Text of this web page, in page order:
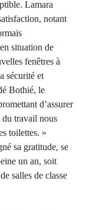
Lamara
notant
situation de
fenêtres à
sécurité et
Bothié, le
d’assurer
du travail nous
toilettes. »
sa gratitude, se
un an, soit
salles de classe